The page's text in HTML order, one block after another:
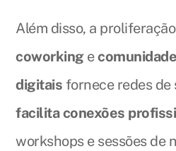
Além disso, a
coworking e
digitais fornece redes de
facilita conexões
workshops e sessões de